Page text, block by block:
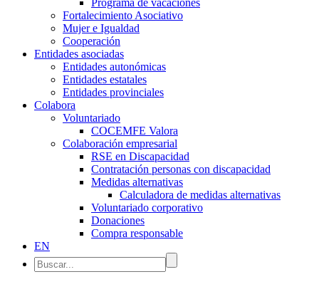
Programa de vacaciones
Fortalecimiento Asociativo
Mujer e Igualdad
Cooperación
Entidades asociadas
Entidades autonómicas
Entidades estatales
Entidades provinciales
Colabora
Voluntariado
COCEMFE Valora
Colaboración empresarial
RSE en Discapacidad
Contratación personas con discapacidad
Medidas alternativas
Calculadora de medidas alternativas
Voluntariado corporativo
Donaciones
Compra responsable
EN